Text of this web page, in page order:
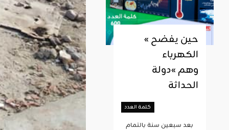
« حين يفضح
الكهرباء
وهم »دولة
الحداثة
كلمة العدد